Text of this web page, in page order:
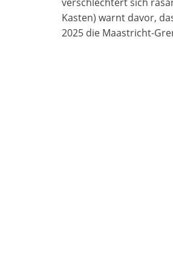
Kasten) warnt davor,
2025 die Maastricht-